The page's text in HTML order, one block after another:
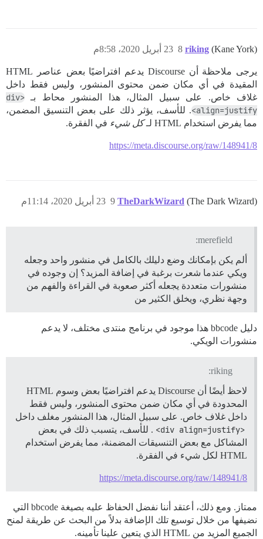
riking (Kane York) 23 أبريل 2020، 8:58م 8
يرجى ملاحظة أن Discourse يدعم افتراضيًا بعض عناصر HTML
المقيدة في أي مكان ضمن محتوى المنشور، وليس فقط داخل
غلاف خاص. على سبيل المثال، هذا المنشور محاط بـ
<div
align=justify> . للأسف، يؤثر ذلك على بعض التنسيق المضمن،
مما يفرض استخدام HTML لـ
كل شيء في الفقرة.
https://meta.discourse.org/raw/148941/8
TheDarkWizard (The Dark Wizard) 23 أبريل 2020، 11:14م 9
merefield:
ألم يكن بإمكانك وضع دليلك بالكامل في منشور واحد وجعله
ويكي عندما شعرت برغبة في إضافة المزيد؟ إن وجوده في
منشورات متعددة يجعله أكثر صعوبة في القراءة والفهم من
وجهة نظري، ويخلق الكثير من
دليل bbcode هذا موجود في برنامج منتدى مختلف، لا يدعم
منشورات الويكي.
riking:
لاحظ أيضًا أن Discourse يدعم افتراضيًا بعض وسوم HTML
المحدودة في أي مكان ضمن محتوى المنشور، وليس فقط
داخل غلاف خاص. على سبيل المثال، هذا المنشور مغلف داخل
<div align=justify>
. للأسف، يتسبب ذلك في بعض
المشاكل مع بعض التنسيقات المضمنة، مما يفرض استخدام
HTML لكل شيء في الفقرة.
https://meta.discourse.org/raw/148941/8
ممتاز. ومع ذلك، أعتقد أننا نفضل الحفاظ عليه بصيغة bbcode التي
نضيفها من خلال توسيع تلك الإضافة بدلاً من البحث عن طريقة لمنح
الجميع المزيد من HTML الذي يتعين علينا تأمينه.